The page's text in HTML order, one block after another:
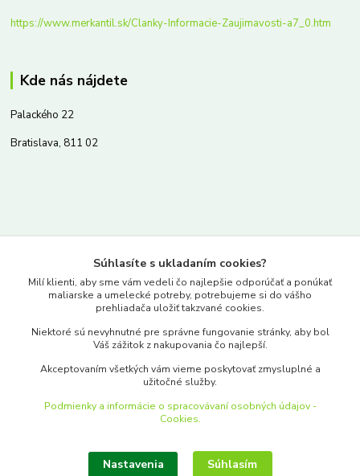
https://www.merkantil.sk/Clanky-Informacie-Zaujimavosti-a7_0.htm
Kde nás nájdete
Palackého 22
Bratislava, 811 02
www.merkantil.sk
Pondelok-Piatok: 9.00-17.00hod.
objednavky@merkantil-obchod.sk
Súhlasíte s ukladaním cookies?
Milí klienti, aby sme vám vedeli čo najlepšie odporúčať a ponúkať
maliarske a umelecké potreby, potrebujeme si do vášho
prehliadača uložiť takzvané cookies.
Niektoré sú nevyhnutné pre správne fungovanie stránky, aby bol
Váš zážitok z nakupovania čo najlepší.
Akceptovaním všetkých vám vieme poskytovať zmysluplné a
užitočné služby.
Podmienky a informácie o spracovávaní osobných údajov -
Cookies.
Nastavenia Súhlasím